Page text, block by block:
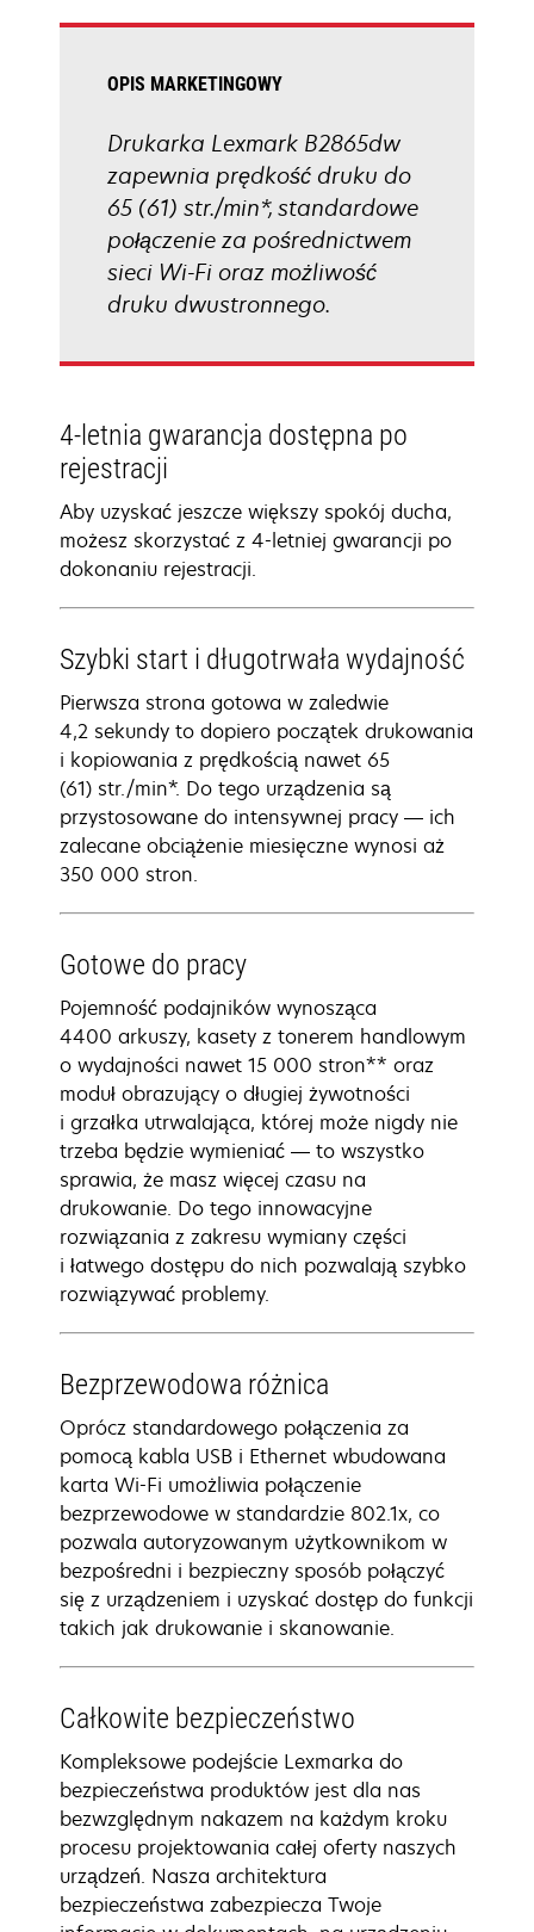
OPIS MARKETINGOWY
Drukarka Lexmark B2865dw
zapewnia prędkość druku do
65 (61) str./min*, standardowe
połączenie za pośrednictwem
sieci Wi-Fi oraz możliwość
druku dwustronnego.
4-letnia gwarancja dostępna po
rejestracji
Aby uzyskać jeszcze większy spokój ducha,
możesz skorzystać z 4-letniej gwarancji po
dokonaniu rejestracji.
Szybki start i długotrwała wydajność
Pierwsza strona gotowa w zaledwie
4,2 sekundy to dopiero początek drukowania
i kopiowania z prędkością nawet 65
(61) str./min*. Do tego urządzenia są
przystosowane do intensywnej pracy — ich
zalecane obciążenie miesięczne wynosi aż
350 000 stron.
Gotowe do pracy
Pojemność podajników wynosząca
4400 arkuszy, kasety z tonerem handlowym
o wydajności nawet 15 000 stron** oraz
moduł obrazujący o długiej żywotności
i grzałka utrwalająca, której może nigdy nie
trzeba będzie wymieniać — to wszystko
sprawia, że masz więcej czasu na
drukowanie. Do tego innowacyjne
rozwiązania z zakresu wymiany części
i łatwego dostępu do nich pozwalają szybko
rozwiązywać problemy.
Bezprzewodowa różnica
Oprócz standardowego połączenia za
pomocą kabla USB i Ethernet wbudowana
karta Wi-Fi umożliwia połączenie
bezprzewodowe w standardzie 802.1x, co
pozwala autoryzowanym użytkownikom w
bezpośredni i bezpieczny sposób połączyć
się z urządzeniem i uzyskać dostęp do funkcji
takich jak drukowanie i skanowanie.
Całkowite bezpieczeństwo
Kompleksowe podejście Lexmarka do
bezpieczeństwa produktów jest dla nas
bezwzględnym nakazem na każdym kroku
procesu projektowania całej oferty naszych
urządzeń. Nasza architektura
bezpieczeństwa zabezpiecza Twoje